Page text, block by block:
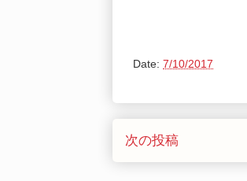
Date: 7/10/2017
次の投稿